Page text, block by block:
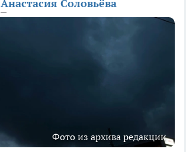
Анастасия Соловьёва
Фото из архива редакции